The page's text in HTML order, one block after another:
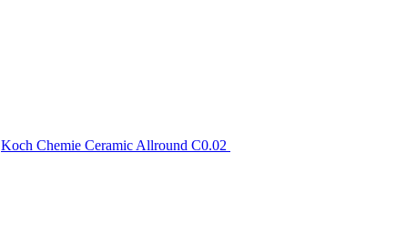
Koch Chemie Ceramic Allround C0.02